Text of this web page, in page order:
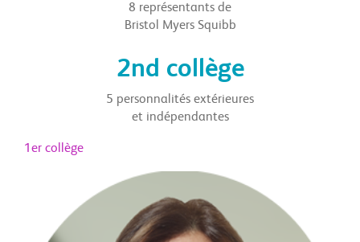
8 représentants de
Bristol Myers Squibb
2nd collège
5 personnalités extérieures
et indépendantes
1er collège